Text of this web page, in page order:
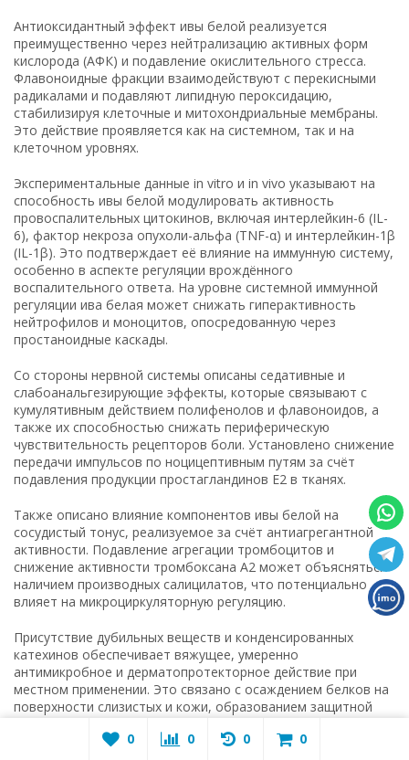
Антиоксидантный эффект ивы белой реализуется
преимущественно через нейтрализацию активных форм
кислорода (АФК) и подавление окислительного стресса.
Флавоноидные фракции взаимодействуют с перекисными
радикалами и подавляют липидную пероксидацию,
стабилизируя клеточные и митохондриальные мембраны.
Это действие проявляется как на системном, так и на
клеточном уровнях.
Экспериментальные данные in vitro и in vivo указывают на
способность ивы белой модулировать активность
провоспалительных цитокинов, включая интерлейкин-6 (IL-
6), фактор некроза опухоли-альфа (TNF-α) и интерлейкин-1β
(IL-1β). Это подтверждает её влияние на иммунную систему,
особенно в аспекте регуляции врождённого
воспалительного ответа. На уровне системной иммунной
регуляции ива белая может снижать гиперактивность
нейтрофилов и моноцитов, опосредованную через
простаноидные каскады.
Со стороны нервной системы описаны седативные и
слабоанальгезирующие эффекты, которые связывают с
кумулятивным действием полифенолов и флавоноидов, а
также их способностью снижать периферическую
чувствительность рецепторов боли. Установлено снижение
передачи импульсов по ноцицептивным путям за счёт
подавления продукции простагландинов Е2 в тканях.
Также описано влияние компонентов ивы белой на
сосудистый тонус, реализуемое за счёт антиагрегантной
активности. Подавление агрегации тромбоцитов и
снижение активности тромбоксана А2 может объясняться
наличием производных салицилатов, что потенциально
влияет на микроциркуляторную регуляцию.
Присутствие дубильных веществ и конденсированных
катехинов обеспечивает вяжущее, умеренно
антимикробное и дерматопротекторное действие при
местном применении. Это связано с осаждением белков на
поверхности слизистых и кожи, образованием защитной
0 0 0 0